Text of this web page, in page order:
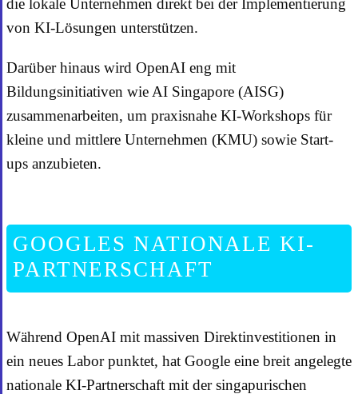
die lokale Unternehmen direkt bei der Implementierung
von KI-Lösungen unterstützen.
Darüber hinaus wird OpenAI eng mit
Bildungsinitiativen wie AI Singapore (AISG)
zusammenarbeiten, um praxisnahe KI-Workshops für
kleine und mittlere Unternehmen (KMU) sowie Start-
ups anzubieten.
GOOGLES NATIONALE KI-
PARTNERSCHAFT
Während OpenAI mit massiven Direktinvestitionen in
ein neues Labor punktet, hat Google eine breit angelegte
nationale KI-Partnerschaft mit der singapurischen